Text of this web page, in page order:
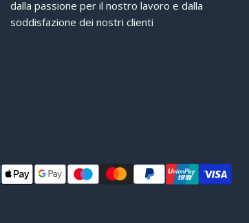
dalla passione per il nostro lavoro e dalla
soddisfazione dei nostri clienti